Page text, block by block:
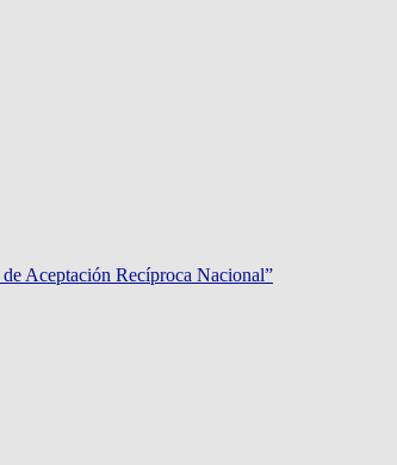
Aceptación Recíproca Nacional”